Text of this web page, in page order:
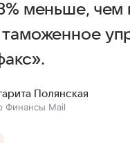
меньше,
таможенное
Полянская
Финансы Mail